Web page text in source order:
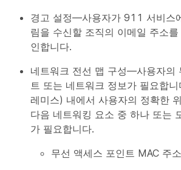
경고 설정—사용자가 911 서비스
림을 수신할 조직의 이메일 주소
인합니다.
네트워크 전선 맵 구성—사용자의
트 또는 네트워크 정보가 필요합
레미스) 내에서 사용자의 정확한
다음 네트워킹 요소 중 하나 또는
가 필요합니다.
무선 액세스 포인트 MAC 주소